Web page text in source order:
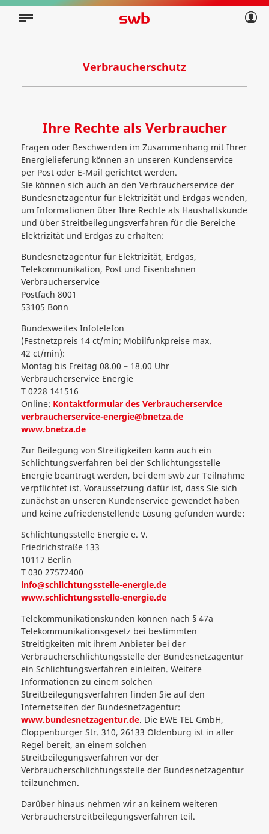
Privatkunden
Verbraucherschutz
Ihre Rechte als Verbraucher
Fragen oder Beschwerden im Zusammenhang mit Ihrer
Energielieferung können an unseren Kundenservice
per Post oder E-Mail gerichtet werden.
Sie können sich auch an den Verbraucherservice der
Bundesnetzagentur für Elektrizität und Erdgas wenden,
um Informationen über Ihre Rechte als Haushaltskunde
und über Streitbeilegungsverfahren für die Bereiche
Elektrizität und Erdgas zu erhalten:
Bundesnetzagentur für Elektrizität, Erdgas,
Telekommunikation, Post und Eisenbahnen
Verbraucherservice
Postfach 8001
53105 Bonn
Bundesweites Infotelefon
(Festnetzpreis 14 ct/min; Mobilfunkpreise max.
42 ct/min):
Montag bis Freitag 08.00 – 18.00 Uhr
Verbraucherservice Energie
T 0228 141516
Online: Kontaktformular des Verbraucherservice
verbraucherservice-energie@bnetza.de
www.bnetza.de
Zur Beilegung von Streitigkeiten kann auch ein
Schlichtungsverfahren bei der Schlichtungsstelle
Energie beantragt werden, bei dem swb zur Teilnahme
verpflichtet ist. Voraussetzung dafür ist, dass Sie sich
zunächst an unseren Kundenservice gewendet haben
und keine zufriedenstellende Lösung gefunden wurde:
Schlichtungsstelle Energie e. V.
Friedrichstraße 133
10117 Berlin
T 030 27572400
info@schlichtungsstelle-energie.de
www.schlichtungsstelle-energie.de
Telekommunikationskunden können nach § 47a
Telekommunikationsgesetz bei bestimmten
Streitigkeiten mit ihrem Anbieter bei der
Verbraucherschlichtungsstelle der Bundesnetzagentur
ein Schlichtungsverfahren einleiten. Weitere
Informationen zu einem solchen
Streitbeilegungsverfahren finden Sie auf den
Internetseiten der Bundesnetzagentur:
www.bundesnetzagentur.de. Die EWE TEL GmbH,
Cloppenburger Str. 310, 26133 Oldenburg ist in aller
Regel bereit, an einem solchen
Streitbeilegungsverfahren vor der
Verbraucherschlichtungsstelle der Bundesnetzagentur
teilzunehmen.
Darüber hinaus nehmen wir an keinem weiteren
Verbraucherstreitbeilegungsverfahren teil.